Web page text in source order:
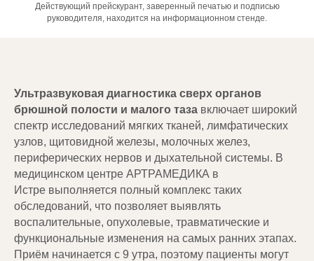
Действующий прейскурант, заверенный печатью и подписью
руководителя, находится на информационном стенде.
Ультразвуковая диагностика сверх органов
брюшной полости и малого таза включает широкий
спектр исследований мягких тканей, лимфатических
узлов, щитовидной железы, молочных желез,
периферических нервов и дыхательной системы. В
медицинском центре АРТРАМЕДИКА в
Истре выполняется полный комплекс таких
обследований, что позволяет выявлять
воспалительные, опухолевые, травматические и
функциональные изменения на самых ранних этапах.
Приём начинается с 9 утра, поэтому пациенты могут